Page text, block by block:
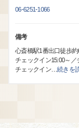
06-6251-1066
備考
心斎橋駅1番出口徒歩
チェックイン15:00～／
チェックイン…続きを